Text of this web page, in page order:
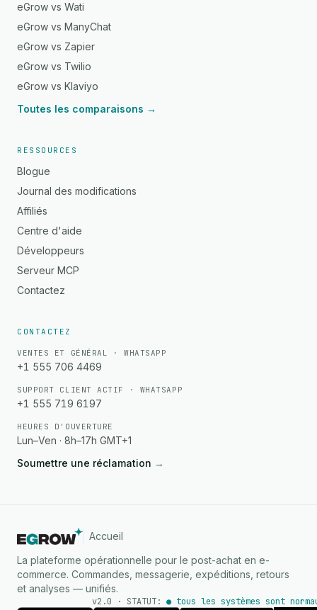
eGrow vs Wati
eGrow vs ManyChat
eGrow vs Zapier
eGrow vs Twilio
eGrow vs Klaviyo
Toutes les comparaisons →
RESSOURCES
Blogue
Journal des modifications
Affiliés
Centre d'aide
Développeurs
Serveur MCP
Contactez
CONTACTEZ
VENTES ET GÉNÉRAL · WHATSAPP
+1 555 706 4469
SUPPORT CLIENT ACTIF · WHATSAPP
+1 555 719 6197
HEURES D'OUVERTURE
Lun–Ven · 8h–17h GMT+1
Soumettre une réclamation →
Accueil
La plateforme opérationnelle pour le post-achat en e-
commerce. Commandes, messagerie, expéditions, retours
et analyses — unifiés.
v2.0 · STATUT: ● tous les systèmes sont